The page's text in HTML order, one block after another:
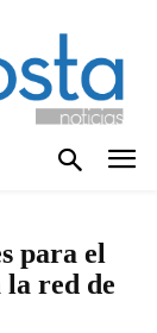
para el
la red de